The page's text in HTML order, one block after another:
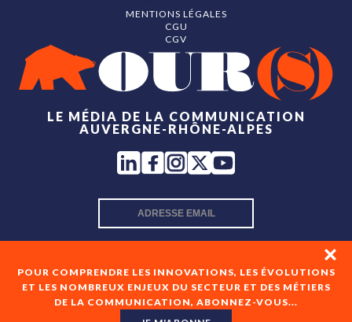
POUR COMPRENDRE LES INNOVATIONS, LES ÉVOLUTIONS
ET LES NOMBREUX ENJEUX DU SECTEUR ET DES MÉTIERS
DE LA COMMUNICATION, ABONNEZ-VOUS...
LE MÉDIA DE LA COMMUNICATION
AUVERGNE-RHÔNE-ALPES
En cochant cette case, je consens à recevoir les newsletters
MENTIONS LÉGALES
CGU
CGV